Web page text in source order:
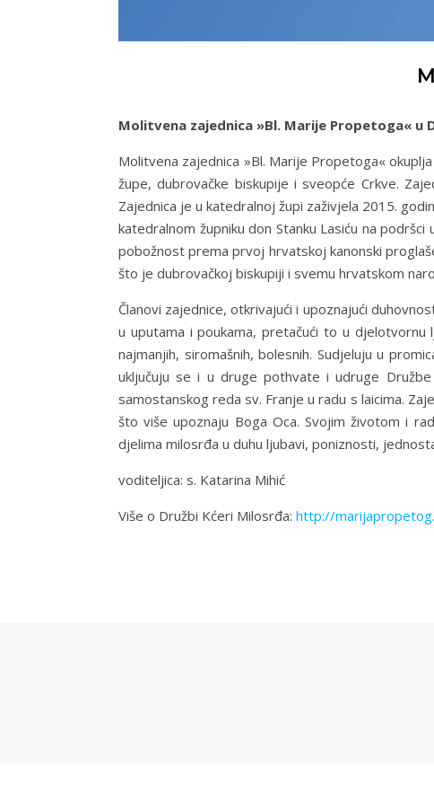
Molitvena zajednica »Bl. Marije Propetoga« u
Molitvena zajednica »Bl. Marije Propetoga«
župe, dubrovačke biskupije i sveopće Crkve.
Zajednica je u katedralnoj župi zaživjela 2015.
katedralnom župniku don Stanku Lasiću na
pobožnost prema prvoj hrvatskoj kanonski
što je dubrovačkoj biskupiji i svemu hrvatskom
Članovi zajednice, otkrivajući i upoznajući
u uputama i poukama, pretačući to u
najmanjih, siromašnih, bolesnih. Sudjeluju u
uključuju se i u druge pothvate i udruge
samostanskog reda sv. Franje u radu s laicima.
što više upoznaju Boga Oca. Svojim životom i
djelima milosrđa u duhu ljubavi, poniznosti,
voditeljica: s. Katarina Mihić
Više o Družbi Kćeri Milosrđa: http://